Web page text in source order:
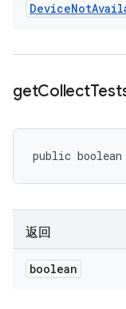
DeviceNot
getCollect
public
返回
boolean